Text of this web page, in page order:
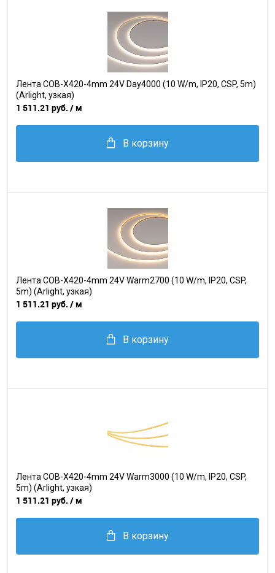
Лента COB-X420-4mm 24V Day4000 (10 W/m, IP20, CSP, 5m)
(Arlight, узкая)
1 511.21 руб. / м
В корзину
Лента COB-X420-4mm 24V Warm2700 (10 W/m, IP20, CSP,
5m) (Arlight, узкая)
1 511.21 руб. / м
В корзину
Лента COB-X420-4mm 24V Warm3000 (10 W/m, IP20, CSP,
5m) (Arlight, узкая)
1 511.21 руб. / м
В корзину